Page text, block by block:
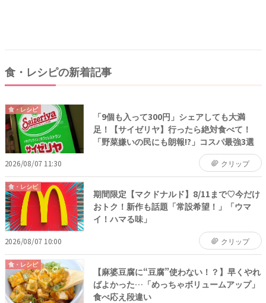
食・レシピの新着記事
食・レシピ
「9個も入って300円」シェアしても大満
足！【サイゼリヤ】行ったら絶対食べて！
「野菜嫌いの民にも朗報!?」コスパ最強3選
2026/08/07 11:30 クリップ
食・レシピ
期間限定【マクドナルド】8/11まで♡今だけ
おトク！新作も話題「常設希望！」「ウマ
イ！ハマる味」
2026/08/07 10:00 クリップ
食・レシピ
【麻婆豆腐に“豆腐”使わない！？】早くやれ
ばよかった…「めっちゃボリュームアップ」
食べ応え段違い